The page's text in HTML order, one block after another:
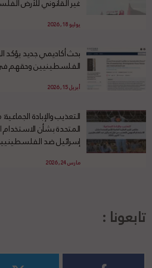
غير القانوني للأرض
يوليو 18, 2026
بحث أكاديمي جديد يؤكد
الفلسطينيين وحقهم في
أبريل 15, 2026
التعذيب والإبادة
المتحدة بشأن
إسرائيل ضد الفلسطينيين منذ 7
مارس 24, 2026
تابعونا :